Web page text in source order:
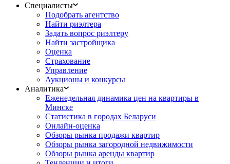
Специалисты
Подобрать агентство
Найти риэлтера
Задать вопрос риэлтеру
Найти застройщика
Оценка
Страхование
Управление
Аукционы и конкурсы
Аналитика
Еженедельная динамика цен на квартиры в
Минске
Статистика в городах Беларуси
Онлайн-оценка
Обзоры рынка продажи квартир
Обзоры рынка загородной недвижимости
Обзоры рынка аренды квартир